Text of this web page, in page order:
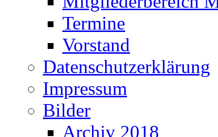
Termine
Vorstand
Datenschutzerklärung
Impressum
Bilder
Archiv 2018